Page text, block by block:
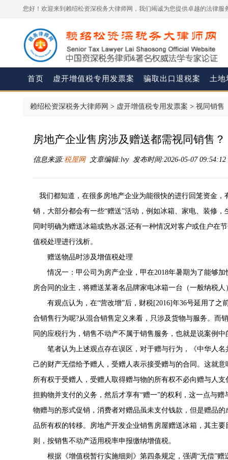
您好！欢迎来到赖绍松资深税务大律师网，我们竭诚为您提供卓越的法律服
首页 虚开增值税专用发票案 骗取出口退税案 土地
赖绍松资深税务大律师网 > 虚开增值税专用发票案 > 视同销售
房地产企业售房涉及赠送都需视同销售？
信息来源:税屋网文章编辑:lvy 发布时间:2026-05-07
我们都知道，在很多房地产企业为能很快的进行回笼资金
销，大部分都会有一些“赠送”活动，例如冰箱、家电、装修
同时明确为赠送冰箱或热水器;还有一种情况对客户或住户在
值税处理进行浅析。
赠送物品时涉及增值税处理
情况一：甲公司为房产企业，甲在2018年暑期为了能够加
房合同的业主，将赠送某著名品牌家电冰箱一台（一般纳税人
有观点认为，在“营改增”后， 财税[2016]年36号延用了之
合销售行为呢?从混合销售定义来看，只涉及货物与服务。而
同的应税行为，销售不动产不属于销售服务，也就是说案例
笔者认为上述观点存在误区，对于赠与行为，《中华人名
己的财产无偿给予赠人，受赠人表示接受赠与的合同。这就
所有权于受赠人，受赠人取得赠与物的所有权不必向赠与人
担购物并支付的义务，然后才享有“赠一”的权利，这一点与
物赠与的形式促销，消费者对赠品虽未支付钱款，但是赠品
品所有权的转移。房地产开发企业销售房屋赠送冰箱，其主
则，按销售不动产适用税率申报缴纳增值税。
根据《增值税暂行实施细则 》第四条规定，强调“无偿”